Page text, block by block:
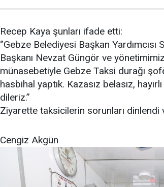
Recep Kaya şunları ifade etti:
‘’Gebze Belediyesi Başkan
Başkanı Nevzat Güngör ve
münasebetiyle Gebze Taksi durağı
hasbihal yaptık. Kazasız belasız,
dileriz.’’
Ziyarette taksicilerin sorunları dinlendi
Cengiz Akgün